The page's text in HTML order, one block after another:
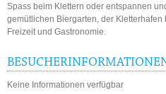
Spass beim Klettern oder entspannen
gemütlichen Biergarten, der Kletterhafen
Freizeit und Gastronomie.
Keine Informationen verfügbar